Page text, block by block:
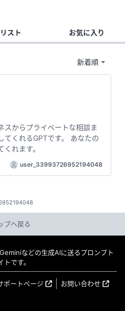
リスト お気に入り
スからプライベートな相談ま
てくれるGPTです。 あなたの
れます。
user_33993726952194048
プへ戻る
などの生成AIに送るプロンプト
です。
ポートページ
お問い合わせ